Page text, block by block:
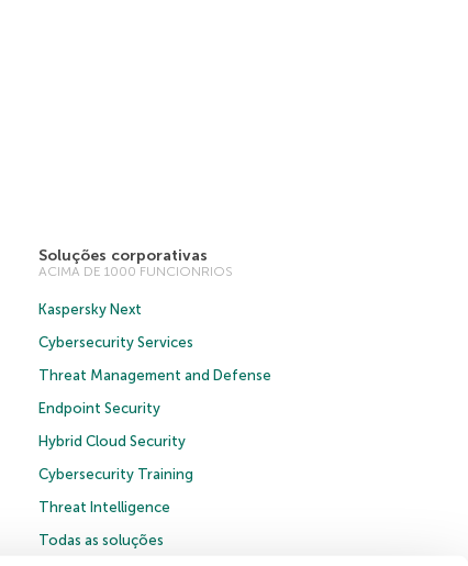
Soluções corporativas
ACIMA DE 1000 FUNCIONRIOS
Kaspersky Next
Cybersecurity Services
Threat Management and Defense
Endpoint Security
Hybrid Cloud Security
Cybersecurity Training
Threat Intelligence
Todas as soluções